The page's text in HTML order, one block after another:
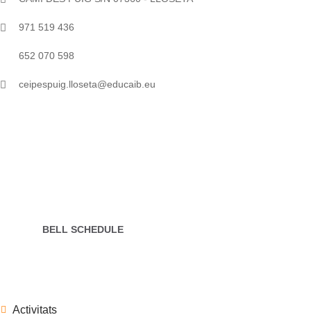
971 519 436
652 070 598
ceipespuig.lloseta@educaib.eu
BELL SCHEDULE
Activitats